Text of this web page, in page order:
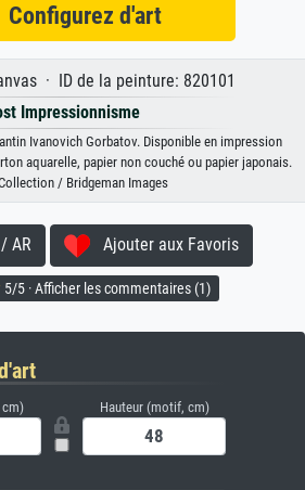
Configurez d'art
· ID de la peinture: 820101
Impressionnisme
Ivanovich Gorbatov. Disponible en impression
aquarelle, papier non couché ou papier japonais.
/ Bridgeman Images
AR Ajouter aux Favoris
5/5 · Afficher les commentaires (1)
Hauteur (motif, cm)